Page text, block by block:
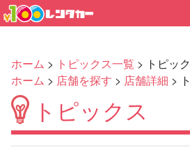
ホーム > トピックス一覧 > トピッ
ホーム > 店舗を探す > 店舗詳細 >
トピックス